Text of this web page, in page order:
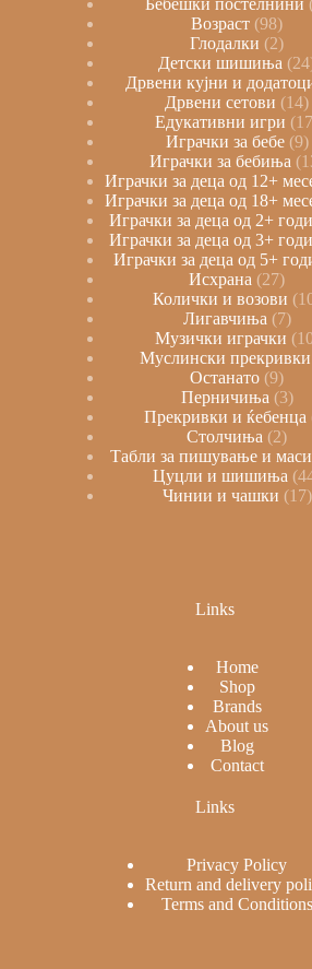
Бебешки постелнини
Возраст 98
Глодалки
2
Детски шишиња
24
Дрвени кујни и
Дрвени сетови
14
Едукативни игри
Играчки за бебе 9
Играчки за бебиња
Играчки за деца од 12+
Играчки за деца од 18+
Играчки за деца од 2+
Играчки за деца од 3+
Играчки за деца од 5+
Исхрана
27
Колички и возови
Лигавчиња 7
Музички играчки
Муслински прекривки
Останато 9
Перничиња 3
Прекривки и ќебенца
Столчиња
2
Табли за пишување и
Цуцли и шишиња
Чинии и чашки 17
Links
Home
Shop
Brands
About us
Blog
Contact
Links
Privacy Policy
Return and delivery
Terms and Conditions